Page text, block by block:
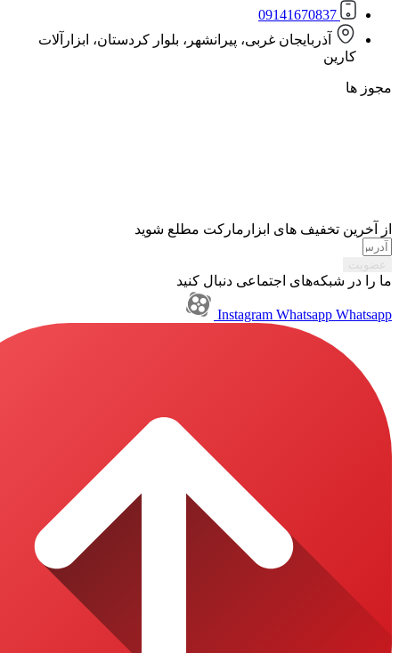
آذربایجان غربی، پیرانشهر، بلوار کردستان، ابزارآلات
های ابزارمارکت مطلع شوید
اجتماعی دنبال کنید
Instagram Whatsapp